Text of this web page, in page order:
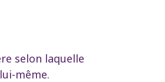
selon laquelle
même.